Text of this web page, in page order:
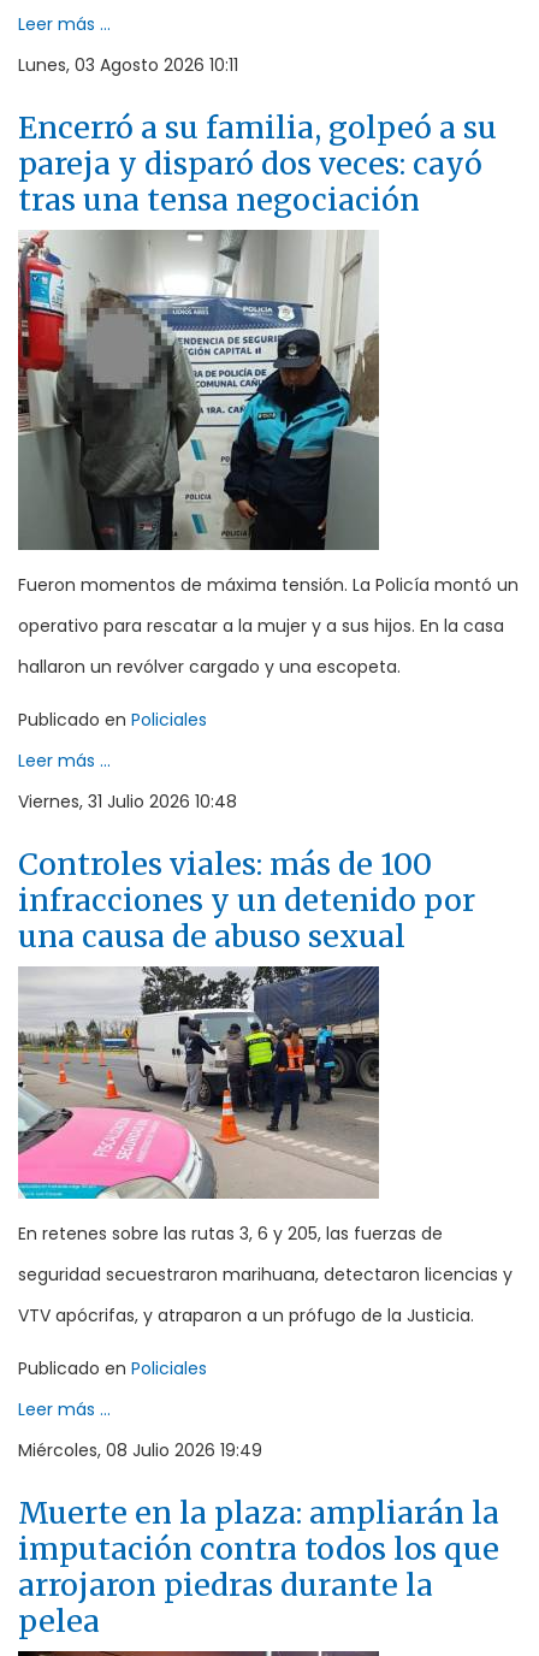
Leer más ...
Lunes, 03 Agosto 2026 10:11
Encerró a su familia, golpeó a su
pareja y disparó dos veces: cayó
tras una tensa negociación
Fueron momentos de máxima tensión. La Policía montó un
operativo para rescatar a la mujer y a sus hijos. En la casa
hallaron un revólver cargado y una escopeta.
Publicado en Policiales
Leer más ...
Viernes, 31 Julio 2026 10:48
Controles viales: más de 100
infracciones y un detenido por
una causa de abuso sexual
En retenes sobre las rutas 3, 6 y 205, las fuerzas de
seguridad secuestraron marihuana, detectaron licencias y
VTV apócrifas, y atraparon a un prófugo de la Justicia.
Publicado en Policiales
Leer más ...
Miércoles, 08 Julio 2026 19:49
Muerte en la plaza: ampliarán la
imputación contra todos los que
arrojaron piedras durante la
pelea